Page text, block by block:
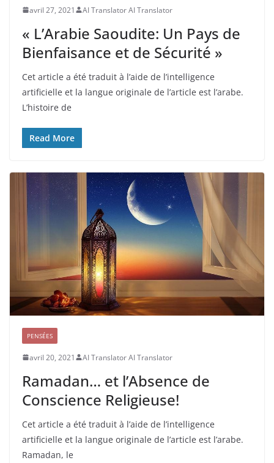
avril 27, 2021 AI Translator AI Translator
« L’Arabie Saoudite: Un Pays de
Bienfaisance et de Sécurité »
Cet article a été traduit à l’aide de l’intelligence
artificielle et la langue originale de l’article est l’arabe.
L’histoire de
Read More
PENSÉES
avril 20, 2021 AI Translator AI Translator
Ramadan… et l’Absence de
Conscience Religieuse!
Cet article a été traduit à l’aide de l’intelligence
artificielle et la langue originale de l’article est l’arabe.
Ramadan, le